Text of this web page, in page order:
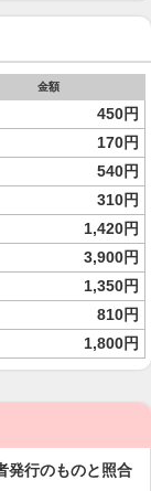
金額
450円
170円
540円
310円
1,420円
3,900円
1,350円
810円
1,800円
発行のものと照合